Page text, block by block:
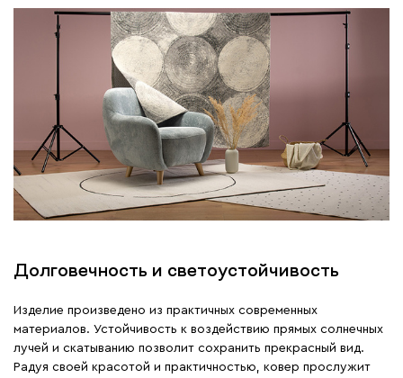
Долговечность и светоустойчивость
Изделие произведено из практичных современных
материалов. Устойчивость к воздействию прямых солнечных
лучей и скатыванию позволит сохранить прекрасный вид.
Радуя своей красотой и практичностью, ковер прослужит